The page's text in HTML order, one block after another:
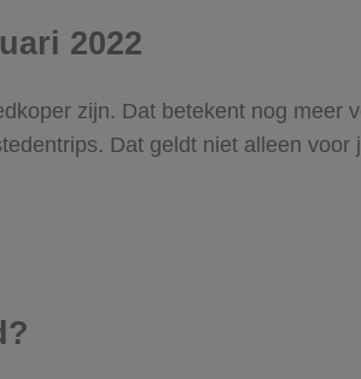
2022
zijn. Dat betekent nog meer
Dat geldt niet alleen voor